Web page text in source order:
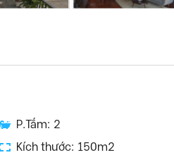
P.Tắm: 2
Kích thước: 150m2